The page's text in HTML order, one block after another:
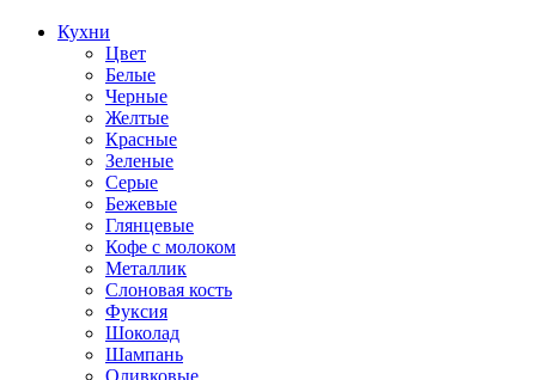
Кухни
Цвет
Белые
Черные
Желтые
Красные
Зеленые
Серые
Бежевые
Глянцевые
Кофе с молоком
Металлик
Слоновая кость
Фуксия
Шоколад
Шампань
Оливковые